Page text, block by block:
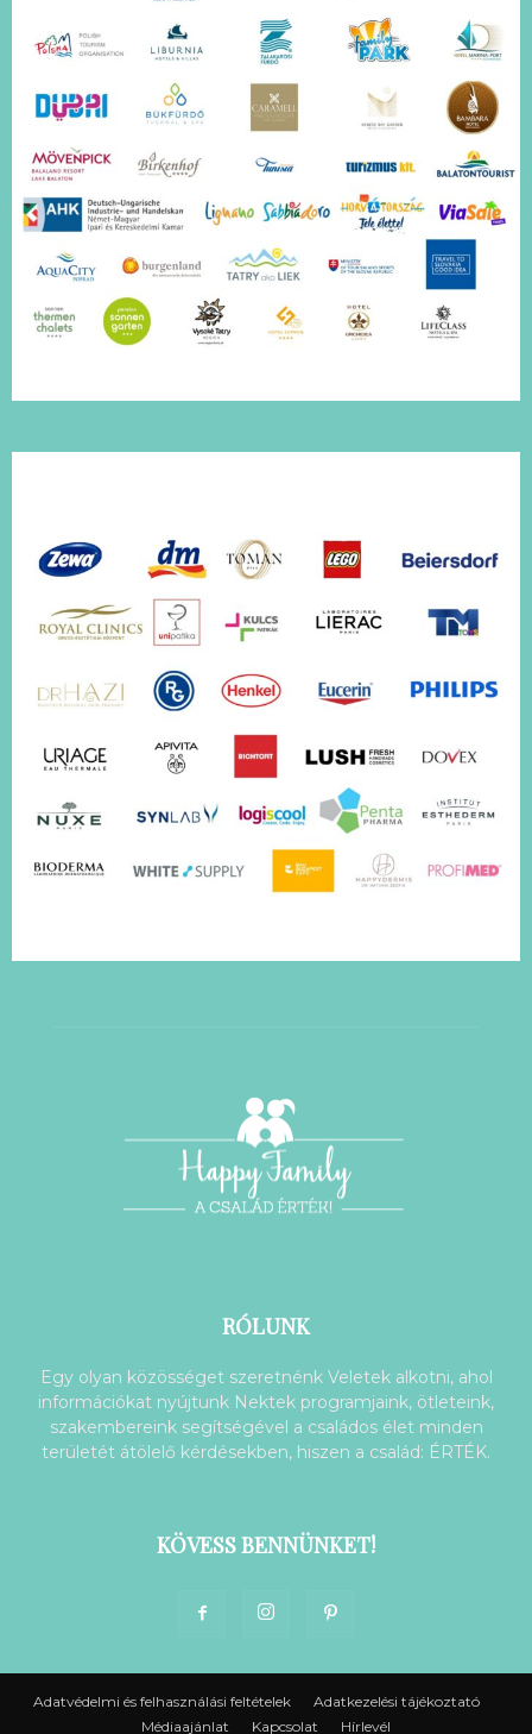
RÓLUNK
Egy olyan közösséget szeretnénk Veletek alkotni, ahol
információkat nyújtunk Nektek programjaink, ötleteink,
szakembereink segítségével a családos élet minden
területét átölelő kérdésekben, hiszen a család: ÉRTÉK.
KÖVESS BENNÜNKET!
Adatvédelmi és felhasználási feltételek
Adatkezelési tájékoztató
Médiaajánlat
Kapcsolat Hírlevél